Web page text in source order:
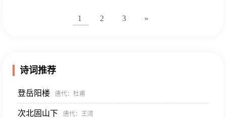
1 2 3 »
诗词推荐
登岳阳楼 唐代：杜甫
次北固山下 唐代：王湾